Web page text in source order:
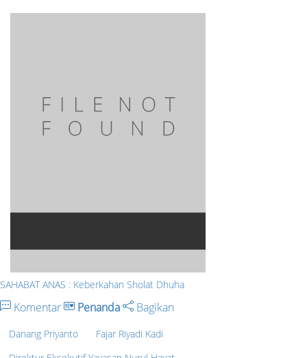
SAHABAT ANAS : Keberkahan Sholat Dhuha
Komentar Penanda Bagikan
Danang Priyanto
Fajar Riyadi Kadi